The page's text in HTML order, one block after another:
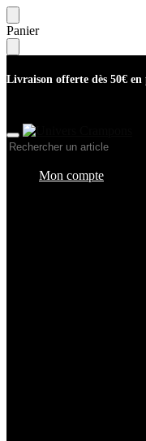
Skip
to
navigation
Skip
to
content
Panier
Livraison offerte dès 50€
Recherche
Mon compte